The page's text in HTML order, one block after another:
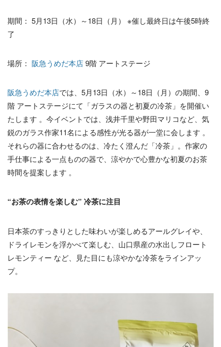
期間： 5月13日（水）～18日（月） ※催し最終日は午後5時終
了
場所： 阪急うめだ本店9階 アートステージ
阪急うめだ本店では、5月13日（水）～18日（月）の期間、9
階 アートステージにて「ガラスの器と初夏の冷茶」を開催い
たします 。今イベントでは、浅井千里や野田マリコなど、気
鋭のガラス作家11名による感性が光る器が一堂に会します 。
それらの器に合わせるのは、冷たく澄んだ「冷茶」。作家の
手仕事による一点ものの器で、涼やかで心豊かな初夏のお茶
時間を提案します 。
“お茶の表情を楽しむ” 冷茶に注目
日本茶のすっきりとした味わいが楽しめるアールグレイや、
ドライレモンを浮かべて楽しむ、山口県産の水出しフロート
レモンティー など、見た目にも涼やかな冷茶をラインアッ
プ。